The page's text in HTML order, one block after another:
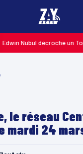
décroche un Top 10
›
le réseau
mardi 24